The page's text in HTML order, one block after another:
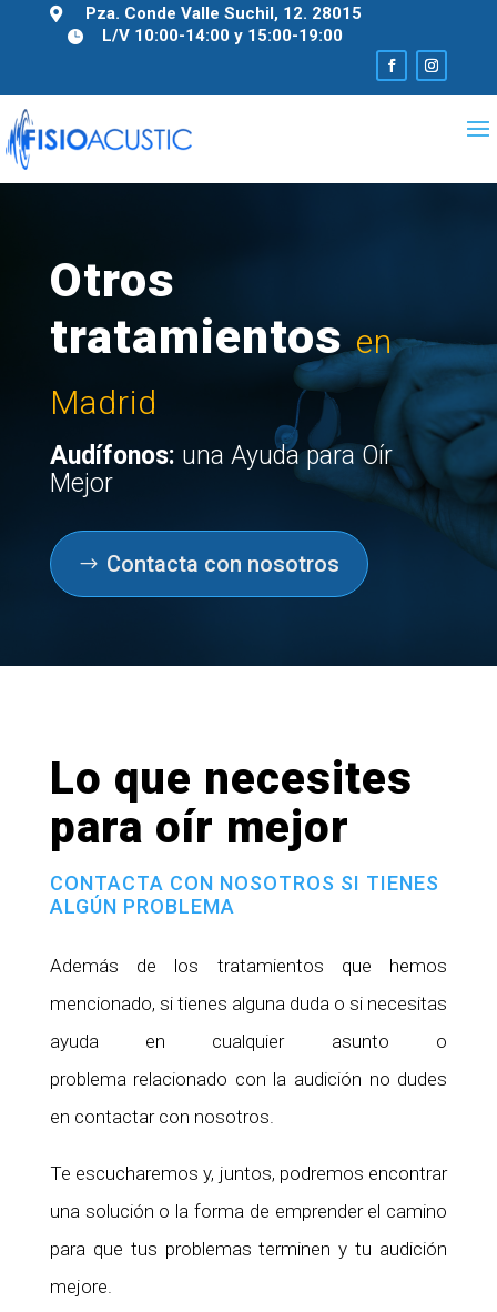
 Pza. Conde Valle Suchil, 12. 28015
 L/V 10:00-14:00 y 15:00-19:00
Otros
tratamientosen
Madrid
Audífonos: una Ayuda para Oír
Mejor
Contacta con nosotros
Lo que necesites
para oír mejor
CONTACTA CON NOSOTROS SI TIENES
ALGÚN PROBLEMA
Además de los tratamientos que hemos
mencionado, si tienes alguna duda o si necesitas
ayuda en cualquier asunto o
problema relacionado con la audición no dudes
en contactar con nosotros.
Te escucharemos y, juntos, podremos encontrar
una solución o la forma de emprender el camino
para que tus problemas terminen y tu audición
mejore.